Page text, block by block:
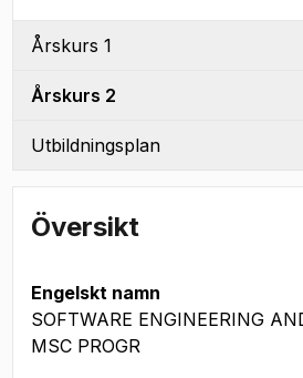
Årskurs 1
Årskurs 2
Utbildningsplan
Översikt
Engelskt namn
SOFTWARE ENGINEERING
MSC PROGR